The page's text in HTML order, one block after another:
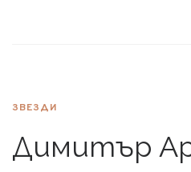
ЗВЕЗДИ
Димитър